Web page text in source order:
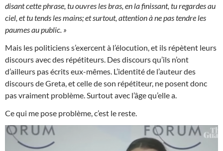
disant cette phrase, tu ouvres les bras, en la finissant, tu regardes au
ciel, et tu tends les mains; et surtout, attention à ne pas tendre les
paumes au public. »
Mais les politiciens s’exercent à l’élocution, et ils répètent leurs
discours avec des répétiteurs. Des discours qu’ils n’ont
d’ailleurs pas écrits eux-mêmes. L’identité de l’auteur des
discours de Greta, et celle de son répétiteur, ne posent donc
pas vraiment problème. Surtout avec l’âge qu’elle a.
Ce qui me pose problème, c’est le reste.